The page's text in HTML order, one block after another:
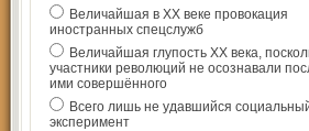
Величайшая в ХХ веке провокация
иностранных спецслужб
Величайшая глупость ХХ века,
участники революций не осознавали
ими совершённого
Всего лишь не удавшийся
эксперимент